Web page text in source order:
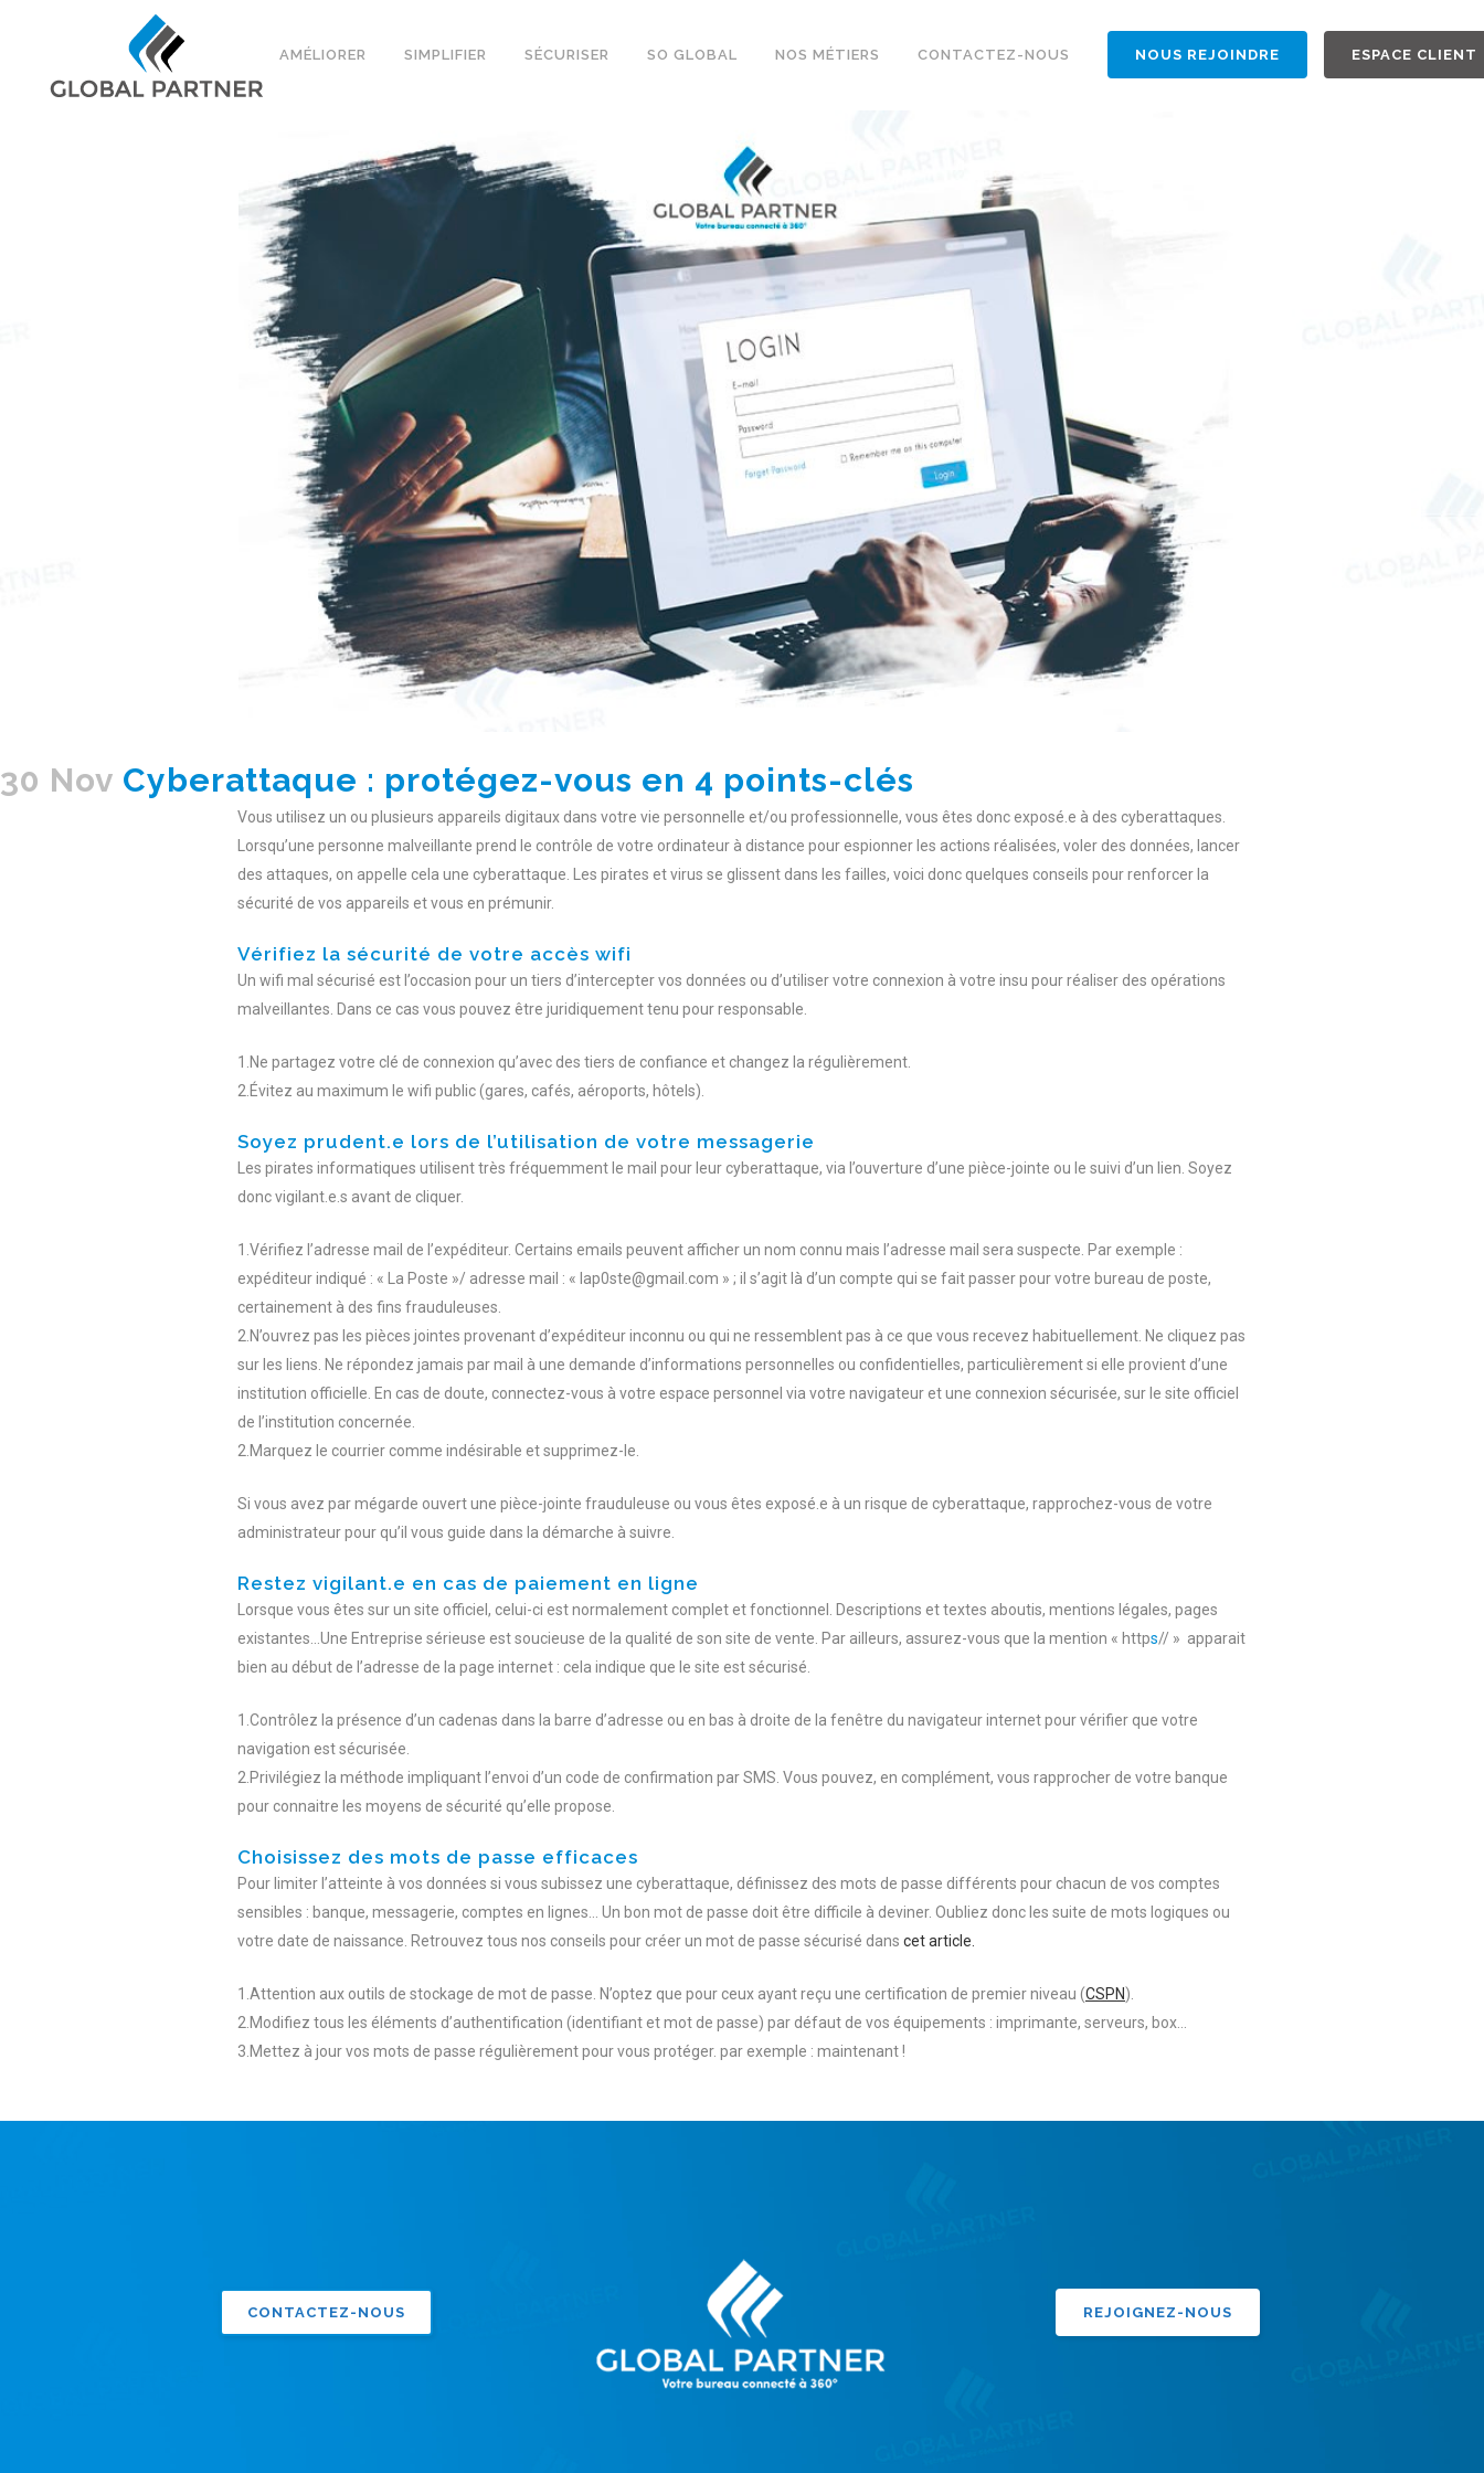
NOUS REJOINDRE ESPACE CLIENT
AMÉLIORER SIMPLIFIER SÉCURISER SO GLOBAL NOS MÉTIERS CONTACTEZ-NOUS
30 Nov Cyberattaque : protégez-vous en 4 points-clés
Vous utilisez un ou plusieurs appareils digitaux dans votre vie personnelle et/ou professionnelle, vous êtes donc exposé.e à des cyberattaques.
Lorsqu’une personne malveillante prend le contrôle de votre ordinateur à distance pour espionner les actions réalisées, voler des données, lancer
des attaques, on appelle cela une cyberattaque. Les pirates et virus se glissent dans les failles, voici donc quelques conseils pour renforcer la
sécurité de vos appareils et vous en prémunir.
Vérifiez la sécurité de votre accès wifi
Un wifi mal sécurisé est l’occasion pour un tiers d’intercepter vos données ou d’utiliser votre connexion à votre insu pour réaliser des opérations
malveillantes. Dans ce cas vous pouvez être juridiquement tenu pour responsable.
1.Ne partagez votre clé de connexion qu’avec des tiers de confiance et changez la régulièrement.
2.Évitez au maximum le wifi public (gares, cafés, aéroports, hôtels).
Soyez prudent.e lors de l’utilisation de votre messagerie
Les pirates informatiques utilisent très fréquemment le mail pour leur cyberattaque, via l’ouverture d’une pièce-jointe ou le suivi d’un lien. Soyez
donc vigilant.e.s avant de cliquer.
1.Vérifiez l’adresse mail de l’expéditeur. Certains emails peuvent afficher un nom connu mais l’adresse mail sera suspecte. Par exemple :
expéditeur indiqué : « La Poste »/ adresse mail : « lap0ste@gmail.com » ; il s’agit là d’un compte qui se fait passer pour votre bureau de poste,
certainement à des fins frauduleuses.
2.N’ouvrez pas les pièces jointes provenant d’expéditeur inconnu ou qui ne ressemblent pas à ce que vous recevez habituellement. Ne cliquez pas
sur les liens. Ne répondez jamais par mail à une demande d’informations personnelles ou confidentielles, particulièrement si elle provient d’une
institution officielle. En cas de doute, connectez-vous à votre espace personnel via votre navigateur et une connexion sécurisée, sur le site officiel
de l’institution concernée.
2.Marquez le courrier comme indésirable et supprimez-le.
Si vous avez par mégarde ouvert une pièce-jointe frauduleuse ou vous êtes exposé.e à un risque de cyberattaque, rapprochez-vous de votre
administrateur pour qu’il vous guide dans la démarche à suivre.
Restez vigilant.e en cas de paiement en ligne
Lorsque vous êtes sur un site officiel, celui-ci est normalement complet et fonctionnel. Descriptions et textes aboutis, mentions légales, pages
existantes…Une Entreprise sérieuse est soucieuse de la qualité de son site de vente. Par ailleurs, assurez-vous que la mention « https// » apparait
bien au début de l’adresse de la page internet : cela indique que le site est sécurisé.
1.Contrôlez la présence d’un cadenas dans la barre d’adresse ou en bas à droite de la fenêtre du navigateur internet pour vérifier que votre
navigation est sécurisée.
2.Privilégiez la méthode impliquant l’envoi d’un code de confirmation par SMS. Vous pouvez, en complément, vous rapprocher de votre banque
pour connaitre les moyens de sécurité qu’elle propose.
Choisissez des mots de passe efficaces
Pour limiter l’atteinte à vos données si vous subissez une cyberattaque, définissez des mots de passe différents pour chacun de vos comptes
sensibles : banque, messagerie, comptes en lignes… Un bon mot de passe doit être difficile à deviner. Oubliez donc les suite de mots logiques ou
votre date de naissance. Retrouvez tous nos conseils pour créer un mot de passe sécurisé dans cet article.
1.Attention aux outils de stockage de mot de passe. N’optez que pour ceux ayant reçu une certification de premier niveau (CSPN).
2.Modifiez tous les éléments d’authentification (identifiant et mot de passe) par défaut de vos équipements : imprimante, serveurs, box…
3.Mettez à jour vos mots de passe régulièrement pour vous protéger. par exemple : maintenant !
CONTACTEZ-NOUS REJOIGNEZ-NOUS